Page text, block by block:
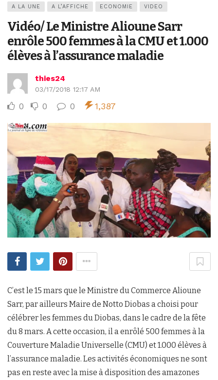
A LA UNE A L’AFFICHE ECONOMIE VIDEO
Vidéo/ Le Ministre Alioune Sarr
enrôle 500 femmes à la CMU et 1.000
élèves à l’assurance maladie
thies24
03/17/2018 12:17 AM
0 0 0 1,387
C’est le 15 mars que le Ministre du Commerce Alioune
Sarr, par ailleurs Maire de Notto Diobas a choisi pour
célébrer les femmes du Diobas, dans le cadre de la fête
du 8 mars. A cette occasion, il a enrôlé 500 femmes à la
Couverture Maladie Universelle (CMU) et 1.000 élèves à
l’assurance maladie. Les activités économiques ne sont
pas en reste avec la mise à disposition des amazones